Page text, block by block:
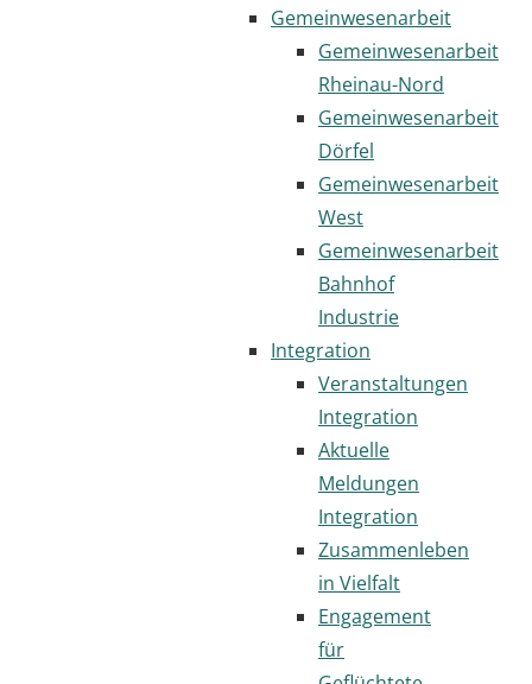
Gemeinwesenarbeit
Gemeinwesenarbeit
Rheinau-Nord
Gemeinwesenarbeit
Dörfel
Gemeinwesenarbeit
West
Gemeinwesenarbeit
Bahnhof
Industrie
Integration
Veranstaltungen
Integration
Aktuelle
Meldungen
Integration
Zusammenleben
in Vielfalt
Engagement
für